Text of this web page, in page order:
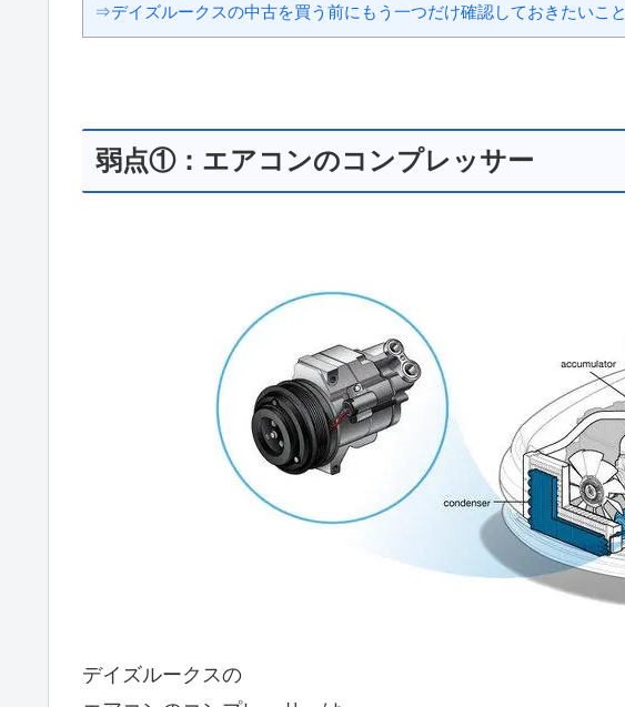
⇒デイズルークスの中古を買う前にもう一つだけ確認しておきたいこと
弱点①：エアコンのコンプレッサー
デイズルークスの